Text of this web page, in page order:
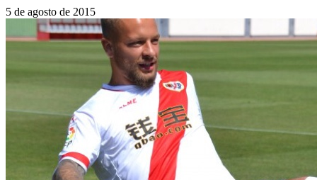
5 de agosto de 2015